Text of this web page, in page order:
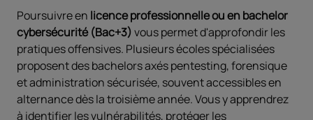
Poursuivre en licence professionnelle ou en bachelor
cybersécurité (Bac+3)vous permet d'approfondir les
pratiques offensives. Plusieurs écoles spécialisées
proposent des bachelors axés pentesting, forensique
et administration sécurisée, souvent accessibles en
alternance dès la troisième année. Vous y apprendrez
à identifier les vulnérabilités, protéger les